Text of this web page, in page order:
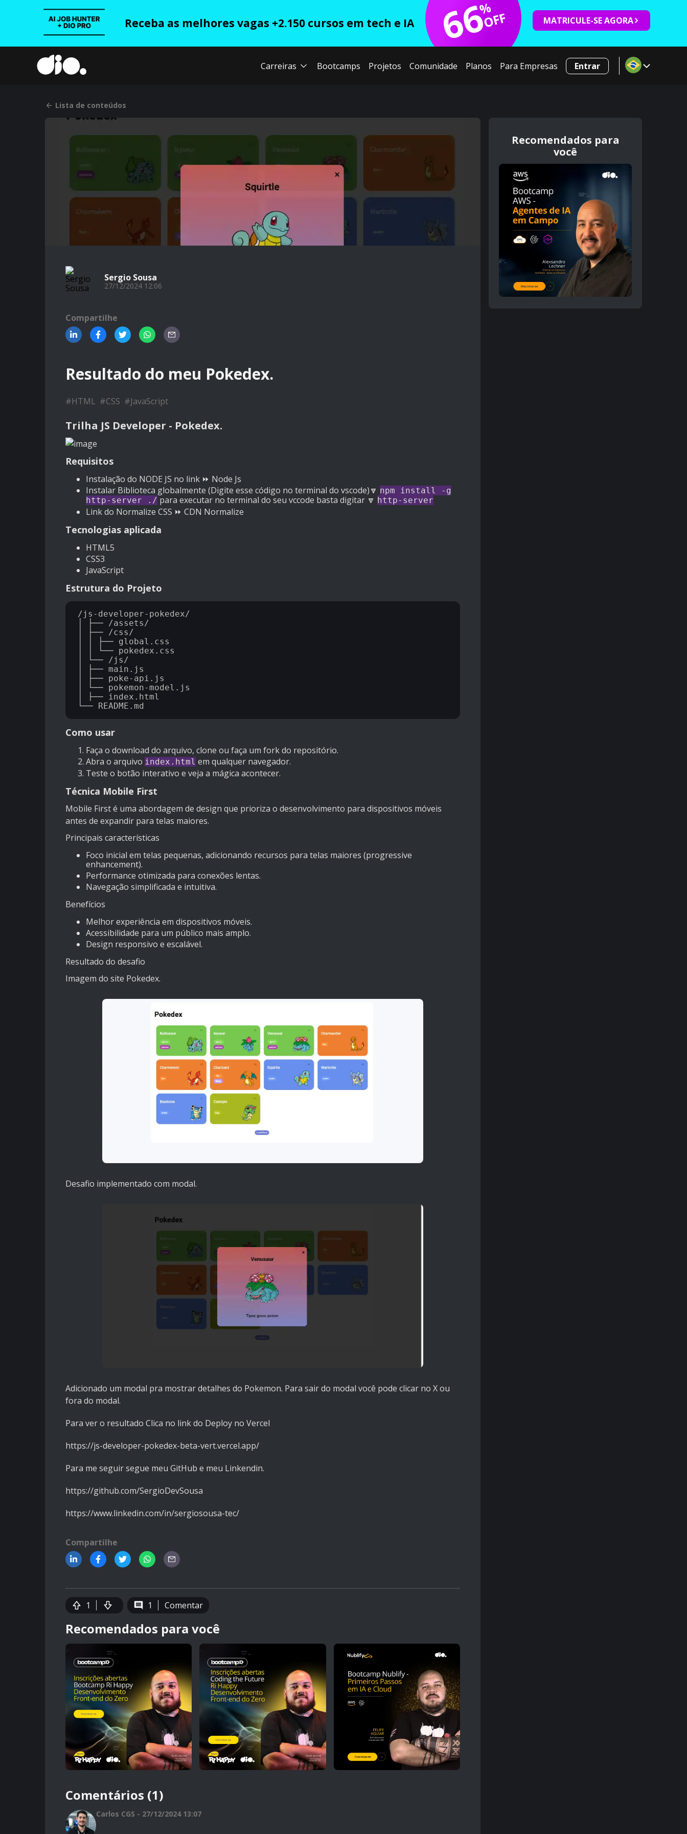
Receba as melhores vagas +2.150 cursos em tech e IA 66
%
OFF MATRICULE-SE AGORA
Carreiras Bootcamps Projetos Comunidade Planos Para Empresas Entrar
Lista de conteúdos
Sergio Sousa
27/12/2024 12:06
Compartilhe
Resultado do meu Pokedex.
#HTML #CSS #JavaScript
Trilha JS Developer - Pokedex.
Requisitos
Instalação do NODE JS no link ⏩ Node Js
Instalar Biblioteca globalmente (Digite esse código no terminal do vscode)🔽 npm install -g
http-server ./ para executar no terminal do seu vccode basta digitar 🔽 http-server
Link do Normalize CSS ⏩ CDN Normalize
Tecnologias aplicada
HTML5
CSS3
JavaScript
Estrutura do Projeto
/js-developer-pokedex/
│ ├── /assets/
│ ├── /css/
│ │ ├── global.css
│ │ └── pokedex.css
│ └── /js/
│ ├── main.js
│ ├── poke-api.js
│ └── pokemon-model.js
│ ├── index.html
Como usar
Faça o download do arquivo, clone ou faça um fork do repositório.
Abra o arquivo index.html em qualquer navegador.
Teste o botão interativo e veja a mágica acontecer.
Técnica Mobile First
Mobile First é uma abordagem de design que prioriza o desenvolvimento para dispositivos móveis
antes de expandir para telas maiores.
Principais características
Foco inicial em telas pequenas, adicionando recursos para telas maiores (progressive
enhancement).
Performance otimizada para conexões lentas.
Navegação simplificada e intuitiva.
Benefícios
Melhor experiência em dispositivos móveis.
Acessibilidade para um público mais amplo.
Design responsivo e escalável.
Resultado do desafio
Imagem do site Pokedex.
Desafio implementado com modal.
Adicionado um modal pra mostrar detalhes do Pokemon. Para sair do modal você pode clicar no X ou
fora do modal.
Para ver o resultado Clica no link do Deploy no Vercel
https://js-developer-pokedex-beta-vert.vercel.app/
Para me seguir segue meu GitHub e meu Linkendin.
https://github.com/SergioDevSousa
https://www.linkedin.com/in/sergiosousa-tec/
Compartilhe
1 1 Comentar
Recomendados para você
Comentários (1)
Carlos CGS - 27/12/2024 13:07
Recomendados para
você